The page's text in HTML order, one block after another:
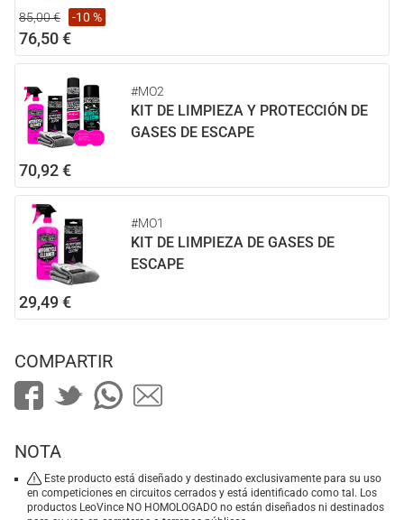
85,00 € -10 %
76,50 €
#MO2
KIT DE LIMPIEZA Y PROTECCIÓN DE
GASES DE ESCAPE
70,92 €
#MO1
KIT DE LIMPIEZA DE GASES DE
ESCAPE
29,49 €
COMPARTIR
NOTA
Este producto está diseñado y destinado exclusivamente para su uso
en competiciones en circuitos cerrados y está identificado como tal. Los
productos LeoVince NO HOMOLOGADO no están diseñados ni destinados